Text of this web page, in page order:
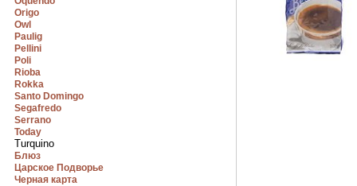
Origo
Owl
Paulig
Pellini
Poli
Rioba
Rokka
Santo Domingo
Segafredo
Serrano
Today
Turquino
Блюз
Царское Подворье
Черная карта